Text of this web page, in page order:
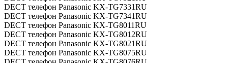
DECT телефон Panasonic KX-TG7331RU
DECT телефон Panasonic KX-TG7341RU
DECT телефон Panasonic KX-TG8011RU
DECT телефон Panasonic KX-TG8012RU
DECT телефон Panasonic KX-TG8021RU
DECT телефон Panasonic KX-TG8075RU